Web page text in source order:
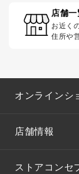
店舗一
お近く
住所や
オンラインシ
店舗情報
ストアコンセ